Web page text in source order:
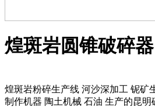
煌斑岩圆锥破碎器
煌斑岩粉碎生产线 河沙深加工 铌矿
制作机器 陶土机械 石油 生产的昆